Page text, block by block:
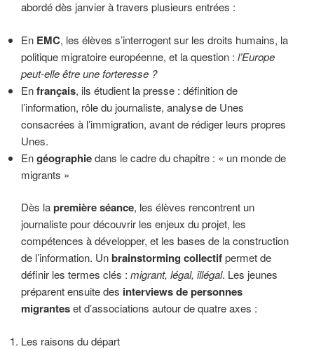
abordé dès janvier à travers plusieurs entrées :
En EMC, les élèves s’interrogent sur les droits humains, la
politique migratoire européenne, et la question : l’Europe
peut-elle être une forteresse ?
Enfrançais, ils étudient la presse : définition de
l’information, rôle du journaliste, analyse de Unes
consacrées à l’immigration, avant de rédiger leurs propres
Unes.
Engéographiedans le cadre du chapitre : « un monde de
migrants »
Dès lapremière séance, les élèves rencontrent un
journaliste pour découvrir les enjeux du projet, les
compétences à développer, et les bases de la construction
de l’information. Unbrainstorming collectifpermet de
définir les termes clés : migrant, légal, illégal. Les jeunes
préparent ensuite des interviews de personnes
migranteset d’associations autour de quatre axes :
Les raisons du départ